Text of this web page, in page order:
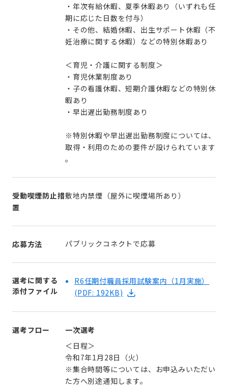
・年次有給休暇、夏季休暇あり（いずれも任
期に応じた日数を付与）
・その他、結婚休暇、出生サポート休暇（不
妊治療に関する休暇）などの特別休暇あり
＜育児・介護に関する制度＞
・育児休業制度あり
・子の看護休暇、短期介護休暇などの特別休
暇あり
・早出遅出勤務制度あり
※特別休暇や早出遅出勤務制度については、
取得・利用のための要件が設けられています
。
受動喫煙防止措
置
敷地内禁煙（屋外に喫煙場所あり）
応募方法 パブリックコネクトで応募
選考に関する
添付ファイル
R6任期付職員採用試験案内（1月実施）
(PDF: 192KB)
選考フロー
一次選考
＜日程＞
令和7年1月28日（火）
※集合時間等については、お申込みいただい
た方へ別途通知します。